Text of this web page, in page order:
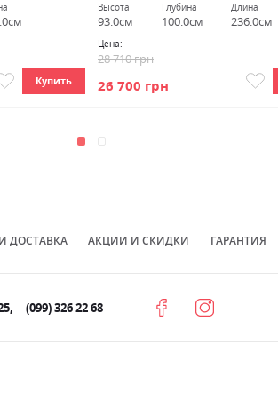
Купить
Высота
93.0см
Глубина
100.0см
Длина
236.0см
Цена:
26 700 грн
28 710 грн
ДОСТАВКА АКЦИИ И СКИДКИ ГАРАНТИЯ
(099) 326 22 68